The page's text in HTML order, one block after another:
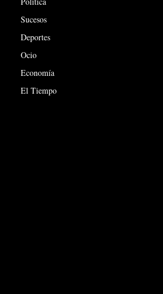
Sucesos
Deportes
Ocio
Economía
El Tiempo